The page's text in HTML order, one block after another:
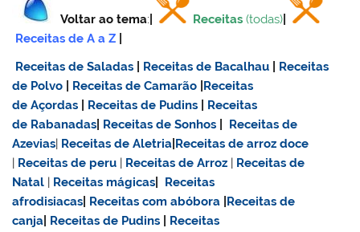
Voltar ao tema: Receitas (todas)
Receitas de A a Z
Receitas de Saladas
Receitas de Bacalhau
Receitas
de Polvo
Receitas de Camarão Receitas
de Açordas
Receitas de Pudins
Receitas
de Rabanadas Receitas de Sonhos
Receitas de
Azevias| Receitas de Aletria Receitas dearroz doce
| Receitas de peru | Receitas de Arroz | Receitas de
Natal | Receitas mágicas
Receitas
afrodisiacas Receitas com abóbora Receitas de
canja Receitas de Pudins
Receitas